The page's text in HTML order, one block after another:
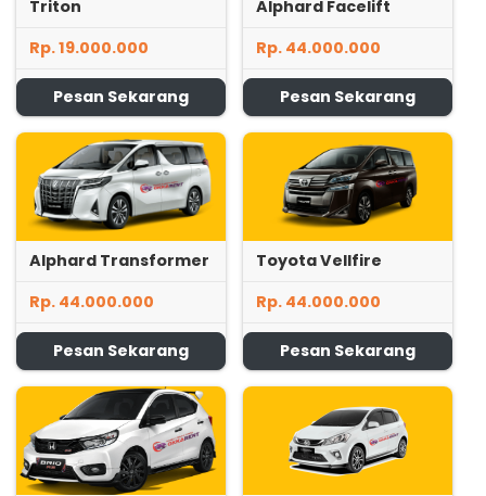
Triton
Rp. 19.000.000
Pesan Sekarang
Alphard Facelift
Rp. 44.000.000
Pesan Sekarang
Alphard Transformer
Rp. 44.000.000
Pesan Sekarang
Toyota Vellfire
Rp. 44.000.000
Pesan Sekarang